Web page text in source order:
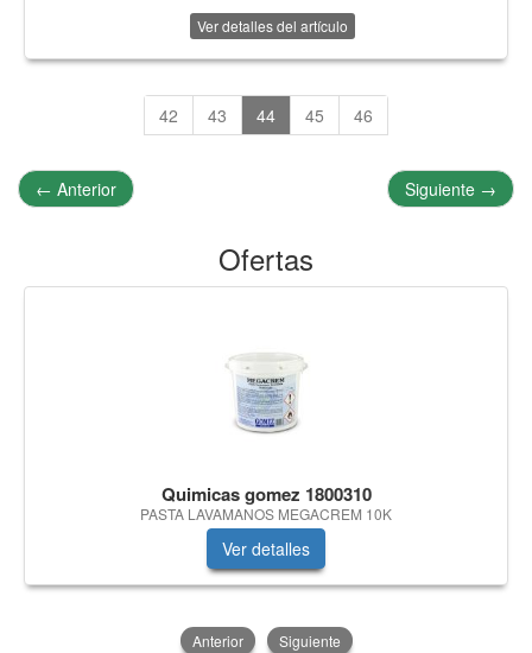
Ver detalles del artículo
42 43 44 45 46
← Anterior Siguiente →
Ofertas
Quimicas gomez 1800310
PASTA LAVAMANOS MEGACREM 10K
Ver detalles
Anterior Siguiente